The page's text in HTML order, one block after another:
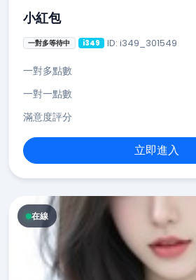
小紅包
一對多等待中 i349 ID: i349_301549
一對多點數
一對一點數
滿意度評分
立即進入
在線